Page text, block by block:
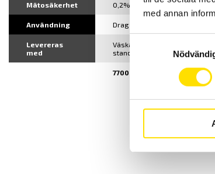
med annan
Mätosäkerhet 0,2%
Användning Drag & tryck
Levereras
med
Väska &
standardtillbehör
7700 Sek